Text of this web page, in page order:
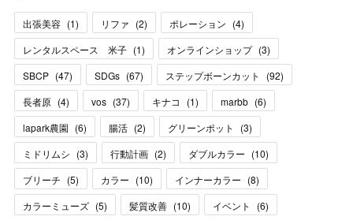
出張美容 (1) リファ (2) ポレーション (4)
レンタルスペース 米子 (1) オンラインショップ (3)
SBCP (47) SDGs (67) ステップボーンカット (92)
長者原 (4) vos (37) キナコ (1) marbb (6)
lapark農園 (6) 腸活 (2) グリーンポット (3)
ミドリムシ (3) 行動計画 (2) ダブルカラー (10)
ブリーチ (5) カラー (10) インナーカラー (8)
カラーミューズ (5) 髪質改善 (10) イベント (6)